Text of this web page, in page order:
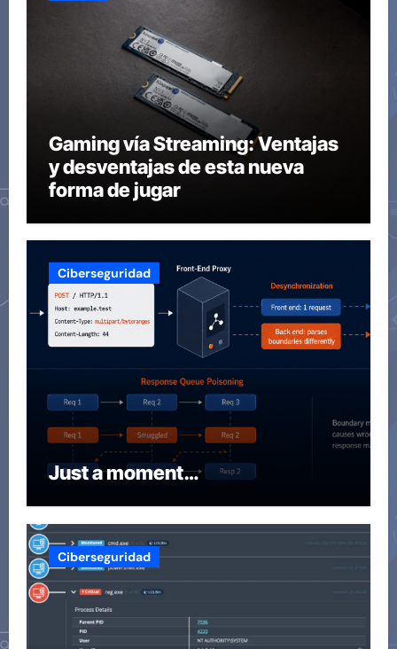
Gaming vía Streaming: Ventajas
y desventajas de esta nueva
forma de jugar
Ciberseguridad
Just a moment…
Ciberseguridad